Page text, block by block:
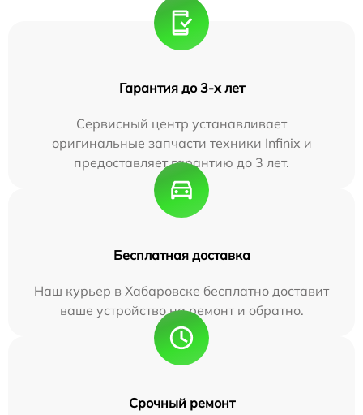
Гарантия до 3-х лет
Сервисный центр устанавливает
оригинальные запчасти техники Infinix и
предоставляет гарантию до 3 лет.
Бесплатная доставка
Наш курьер в Хабаровске бесплатно доставит
ваше устройство на ремонт и обратно.
Срочный ремонт